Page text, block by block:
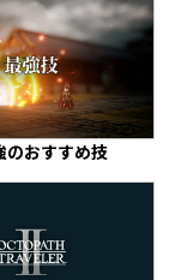
おすすめ技